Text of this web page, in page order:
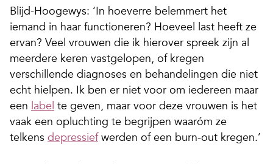
Blijd-Hoogewys: ‘In hoeverre belemmert het
iemand in haar functioneren? Hoeveel last heeft ze
ervan? Veel vrouwen die ik hierover spreek zijn al
meerdere keren vastgelopen, of kregen
verschillende diagnoses en behandelingen die niet
echt hielpen. Ik ben er niet voor om iedereen maar
een label te geven, maar voor deze vrouwen is het
vaak een opluchting te begrijpen waaróm ze
telkens depressiefwerden of een burn-out kregen.’